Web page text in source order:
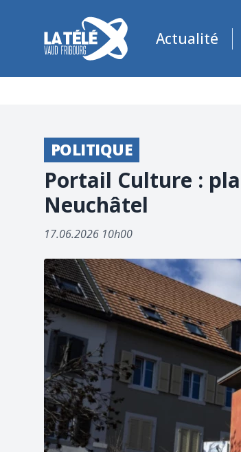
La Télé - Télévision régionale Vaud et
Actualité
POLITIQUE
Portail Culture :
Neuchâtel
17.06.2026 10h00